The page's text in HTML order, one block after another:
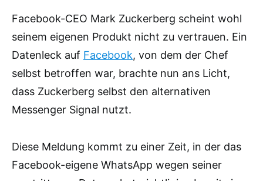
Facebook-CEO Mark Zuckerberg scheint wohl
seinem eigenen Produkt nicht zu vertrauen. Ein
Datenleck auf Facebook, von dem der Chef
selbst betroffen war, brachte nun ans Licht,
dass Zuckerberg selbst den alternativen
Messenger Signal nutzt.
Diese Meldung kommt zu einer Zeit, in der das
Facebook-eigene WhatsApp wegen seiner